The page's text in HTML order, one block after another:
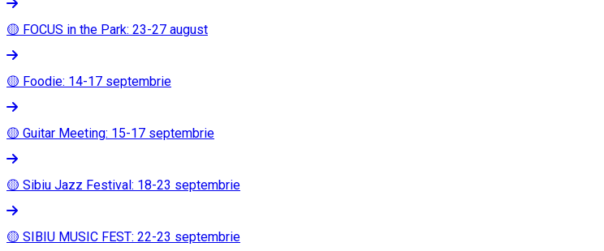
🟡 FOCUS in the Park: 23-27 august
🟡 Foodie: 14-17 septembrie
🟡 Guitar Meeting: 15-17 septembrie
🟡 Sibiu Jazz Festival: 18-23 septembrie
🟡 SIBIU MUSIC FEST: 22-23 septembrie